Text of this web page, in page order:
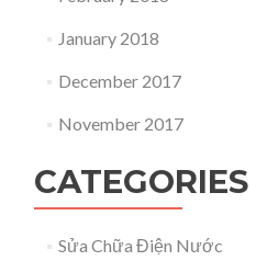
January 2018
December 2017
November 2017
CATEGORIES
Sửa Chữa Điện Nước